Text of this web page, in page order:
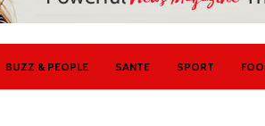
BUZZ & PEOPLE SANTE SPORT